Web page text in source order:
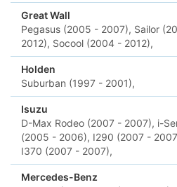
Great Wall
Pegasus (2005 - 2007), Sailor
2012), Socool (2004 - 2012),
Holden
Suburban (1997 - 2001),
Isuzu
D-Max Rodeo (2007 - 2007), i-
(2005 - 2006), I290 (2007 -
I370 (2007 - 2007),
Mercedes-Benz